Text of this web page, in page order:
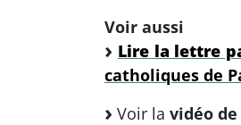
Voir aussi
Lire la lettre
catholiques de
Voir la vidéo